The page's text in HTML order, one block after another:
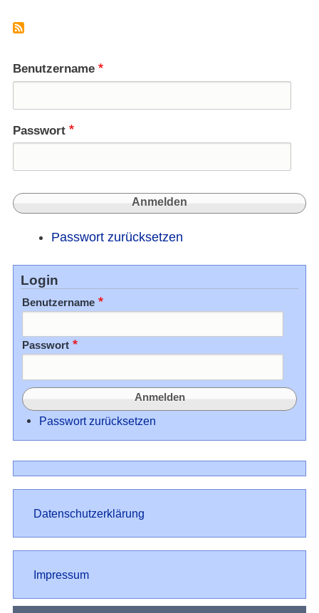
Benutzername
Passwort
Passwort zurücksetzen
Login
Benutzername
Passwort
Passwort zurücksetzen
Datenschutz
Datenschutzerklärung
Impressum
Impressum